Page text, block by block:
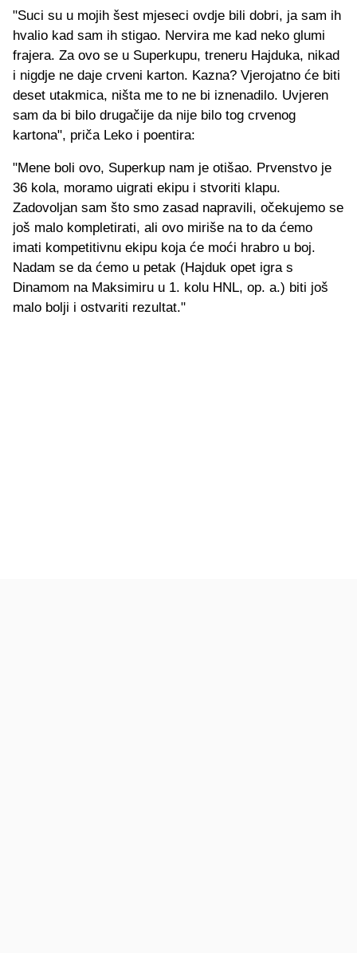
"Suci su u mojih šest mjeseci ovdje bili dobri, ja sam ih
hvalio kad sam ih stigao. Nervira me kad neko glumi
frajera. Za ovo se u Superkupu, treneru Hajduka, nikad
i nigdje ne daje crveni karton. Kazna? Vjerojatno će biti
deset utakmica, ništa me to ne bi iznenadilo. Uvjeren
sam da bi bilo drugačije da nije bilo tog crvenog
kartona", priča Leko i poentira:
"Mene boli ovo, Superkup nam je otišao. Prvenstvo je
36 kola, moramo uigrati ekipu i stvoriti klapu.
Zadovoljan sam što smo zasad napravili, očekujemo se
još malo kompletirati, ali ovo miriše na to da ćemo
imati kompetitivnu ekipu koja će moći hrabro u boj.
Nadam se da ćemo u petak (Hajduk opet igra s
Dinamom na Maksimiru u 1. kolu HNL, op. a.) biti još
malo bolji i ostvariti rezultat."